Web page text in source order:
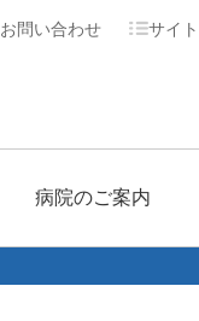
お問い合わせ サイ
病院のご案内